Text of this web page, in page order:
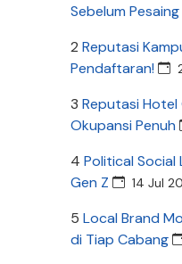
Sebelum
2 Reputasi
Pendaftaran!
3 Reputasi Hotel
Okupansi Penuh
4 Political Social
Gen Z
14 Jul
5 Local Brand
di Tiap Cabang